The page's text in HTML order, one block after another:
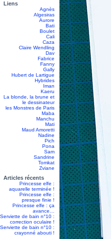
Liens
Agnès
Algesiras
Aurore
Bati
Boulet
Cali
Caza
Claire Wendling
Dav
Fabrice
Fanny
Gally
Hubert de Lartigue
Hybrides
Iman
Kaeru
La blonde, la brune et
le dessinateur
les Monstres de Paris
Maba
Manchu
Mati
Maud Amoretti
Nadine
Pich
Pona
Sam
Sandrine
Tomkat
Zviane
Articles récents
Princesse elfe :
aquarelle terminée !
Princesse elfe :
presque finie !
Princesse elfe : ça
avance…
Serviette de bain n°10 :
correction oculaire !
Serviette de bain n°10 :
crayonné abouti !